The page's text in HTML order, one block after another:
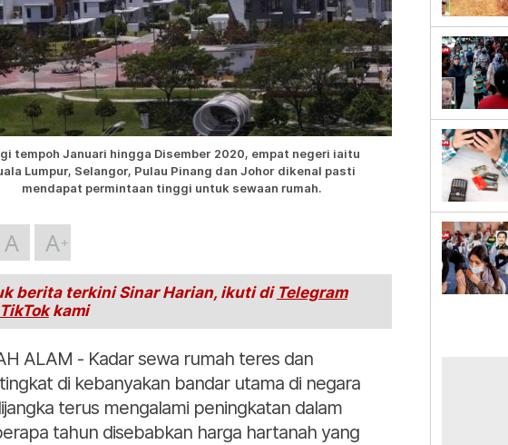
tempoh Januari hingga Disember 2020, empat negeri iaitu
Lumpur, Selangor, Pulau Pinang dan Johor dikenal pasti
mendapat permintaan tinggi untuk sewaan rumah.
A A
berita terkini Sinar Harian, ikuti di Telegram
TikTokkami
ALAM - Kadar sewa rumah teres dan
di kebanyakan bandar utama di negara
terus mengalami peningkatan dalam
tahun disebabkan harga hartanah yang